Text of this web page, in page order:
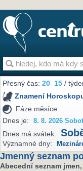
Přesný čas:20 15 /
Znamení
Fáze měsíce:
Dnes je:
8. 8. 2026
Dnes má svátek:
Významné dny:
Jmenný seznam
Abecední seznam